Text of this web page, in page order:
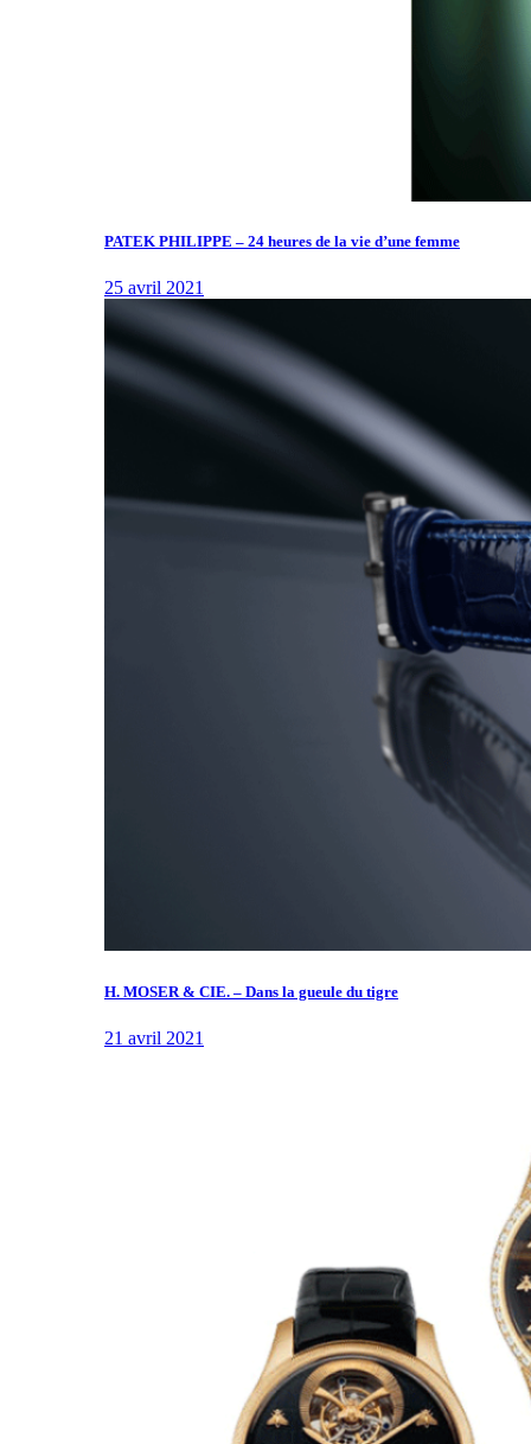
PATEK PHILIPPE – 24 heures de la vie d’une femme
25 avril 2021
H. MOSER & CIE. – Dans la gueule du tigre
21 avril 2021